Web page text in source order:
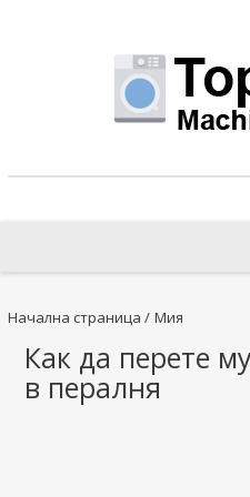
Начална страница / Мия
Как да перете
в пералня